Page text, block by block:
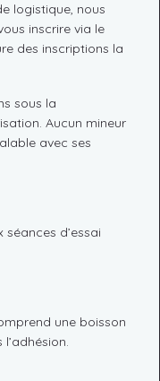
logistique, nous
inscrire via le
des inscriptions la
sous la
Aucun mineur
avec ses
d’essai
une boisson